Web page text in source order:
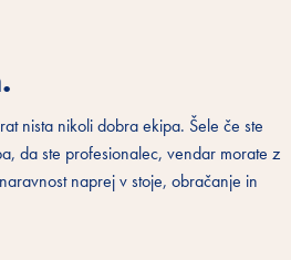
nista nikoli dobra ekipa. Šele če ste
da ste profesionalec, vendar morate z
naprej v stoje, obračanje in